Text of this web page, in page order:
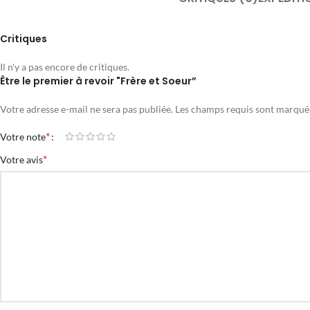
Critiques
Il n'y a pas encore de critiques.
Être le premier à revoir "Frère et Soeur”
Votre adresse e-mail ne sera pas publiée. Les champs requis sont
Votre note*
Votre avis*